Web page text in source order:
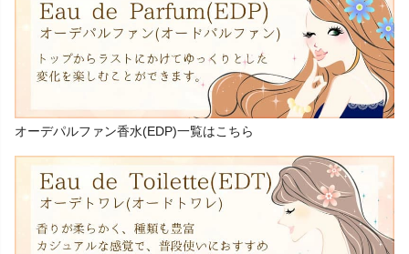
オーデパルファン香水(EDP)一覧はこちら